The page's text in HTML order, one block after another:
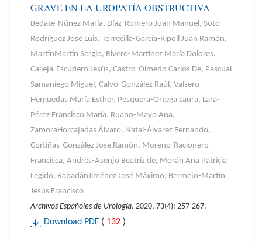
GRAVE EN LA UROPATÍA OBSTRUCTIVA
Bedate-Núñez María, Díaz-Romero Juan Manuel, Soto-
Rodríguez José Luis, Torrecilla-García-Ripoll Juan Ramón,
MartínMartín Sergio, Rivero-Martínez María Dolores,
Calleja-Escudero Jesús, Castro-Olmedo Carlos De, Pascual-
Samaniego Miguel, Calvo-González Raúl, Valsero-
Herguedas María Esther, Pesquera-Ortega Laura, Lara-
Pérez Francisco María, Ruano-Mayo Ana,
ZamoraHorcajadas Álvaro, Natal-Álvarez Fernando,
Cortiñas-González José Ramón, Moreno-Racionero
Francisca, Andrés-Asenjo Beatriz de, Morán Ana Patricia
Legido, RabadánJiménez José Máximo, Bermejo-Martín
Jesús Francisco
Archivos Españoles de Urología. 2020, 73(4): 257-267.
Download PDF ( 132 )